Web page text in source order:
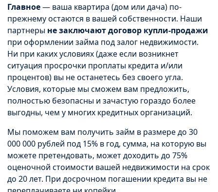
Главное— ваша квартира (дом или дача) по-
прежнему остаются в вашей собственности. Наши
партнеры не заключают договор купли-продажи
при оформлении займа под залог недвижимости.
Ни при каких условиях (даже если возникнет
ситуация просрочки проплаты кредита и/или
процентов) вы не останетесь без своего угла.
Условия, которые мы сможем вам предложить,
полностью безопасны и зачастую гораздо более
выгодны, чем у многих кредитных организаций.
Мы поможем вам получить займ в размере до 30
000 000 рублей под 15% в год, сумма, на которую вы
можете претендовать, может доходить до 75%
оценочной стоимости вашей недвижимости на срок
до 20 лет. При досрочном погашении кредита вы не